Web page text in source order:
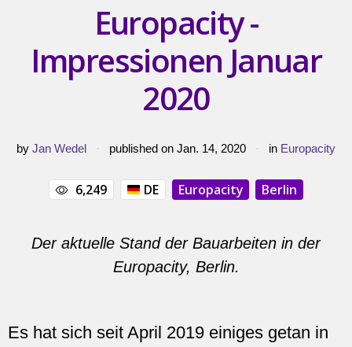
Europacity -
Impressionen Januar
2020
by Jan Wedel · published on Jan. 14, 2020 · in Europacity
6,249 DE Europacity Berlin
Der aktuelle Stand der Bauarbeiten in der
Europacity, Berlin.
Es hat sich seit April 2019 einiges getan in